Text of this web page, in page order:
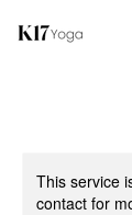
This service
contact for